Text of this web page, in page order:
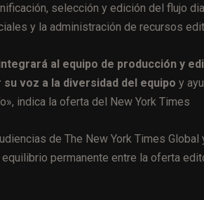
selección y edición del flujo
y la administración de recursos
al equipo de producción y
voz a la diversidad del equipo y
indica la oferta del New York Times
de The New York Times
permanente entre la oferta